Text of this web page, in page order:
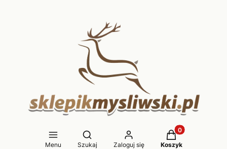
Menu
Otwórz wyszukiwarkę
Szukaj Zaloguj się
Produkty w
Koszyk